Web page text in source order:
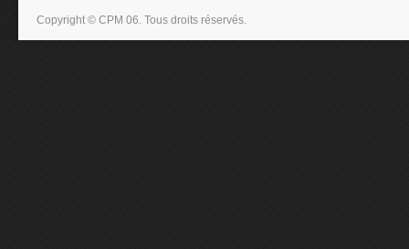
Copyright © CPM 06. Tous droits réservés.